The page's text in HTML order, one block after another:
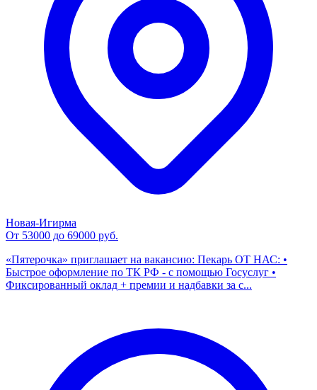
Новая-Игирма
От 53000 до 69000 руб.
«Пятерочка» приглашает на вакансию: Пекарь ОТ НАС: •
Быстрое оформление по ТК РФ - с помощью Госуслуг •
Фиксированный оклад + премии и надбавки за с...